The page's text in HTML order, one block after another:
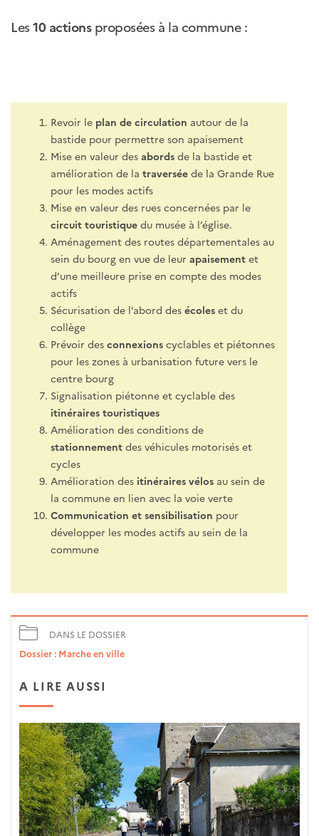
Les10 actionsproposées à la commune :
Revoir le plan de circulation autour de la
bastide pour permettre son apaisement
Mise en valeur des abords de la bastide et
amélioration de la traversée de la Grande Rue
pour les modes actifs
Mise en valeur des rues concernées par le
circuit touristique du musée à l’église.
Aménagement des routes départementales au
sein du bourg en vue de leur apaisement et
d’une meilleure prise en compte des modes
actifs
Sécurisation de l’abord des écoles et du
collège
Prévoir des connexions cyclables et piétonnes
pour les zones à urbanisation future vers le
centre bourg
Signalisation piétonne et cyclable des
itinéraires touristiques
Amélioration des conditions de
stationnement des véhicules motorisés et
cycles
Amélioration des itinéraires vélos au sein de
la commune en lien avec la voie verte
Communication et sensibilisation pour
développer les modes actifs au sein de la
commune
DANS LE DOSSIER
Dossier : Marche en ville
A LIRE AUSSI